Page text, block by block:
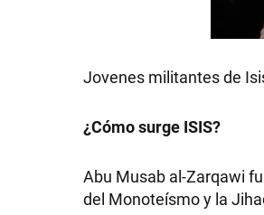
Jovenes militantes de
¿Cómo surge ISIS?
Abu Musab al-Zarqawi
del Monoteísmo y la
SHOW
POLÍTICA